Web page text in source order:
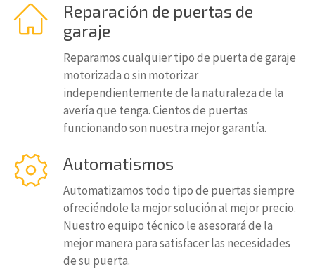
Reparación de puertas de
garaje
Reparamos cualquier tipo de puerta de garaje
motorizada o sin motorizar
independientemente de la naturaleza de la
avería que tenga. Cientos de puertas
funcionando son nuestra mejor garantía.
Automatismos
Automatizamos todo tipo de puertas siempre
ofreciéndole la mejor solución al mejor precio.
Nuestro equipo técnico le asesorará de la
mejor manera para satisfacer las necesidades
de su puerta.